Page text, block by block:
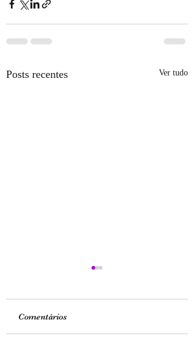
Posts recentes Ver tudo
Comentários